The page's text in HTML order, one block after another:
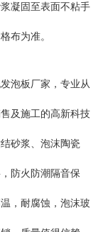
凝固至表面不粘手
布为准。
泡板厂家，专业从
及施工的高新科技
砂浆、泡沫陶瓷
防火防潮隔音保
，耐腐蚀，泡沫玻